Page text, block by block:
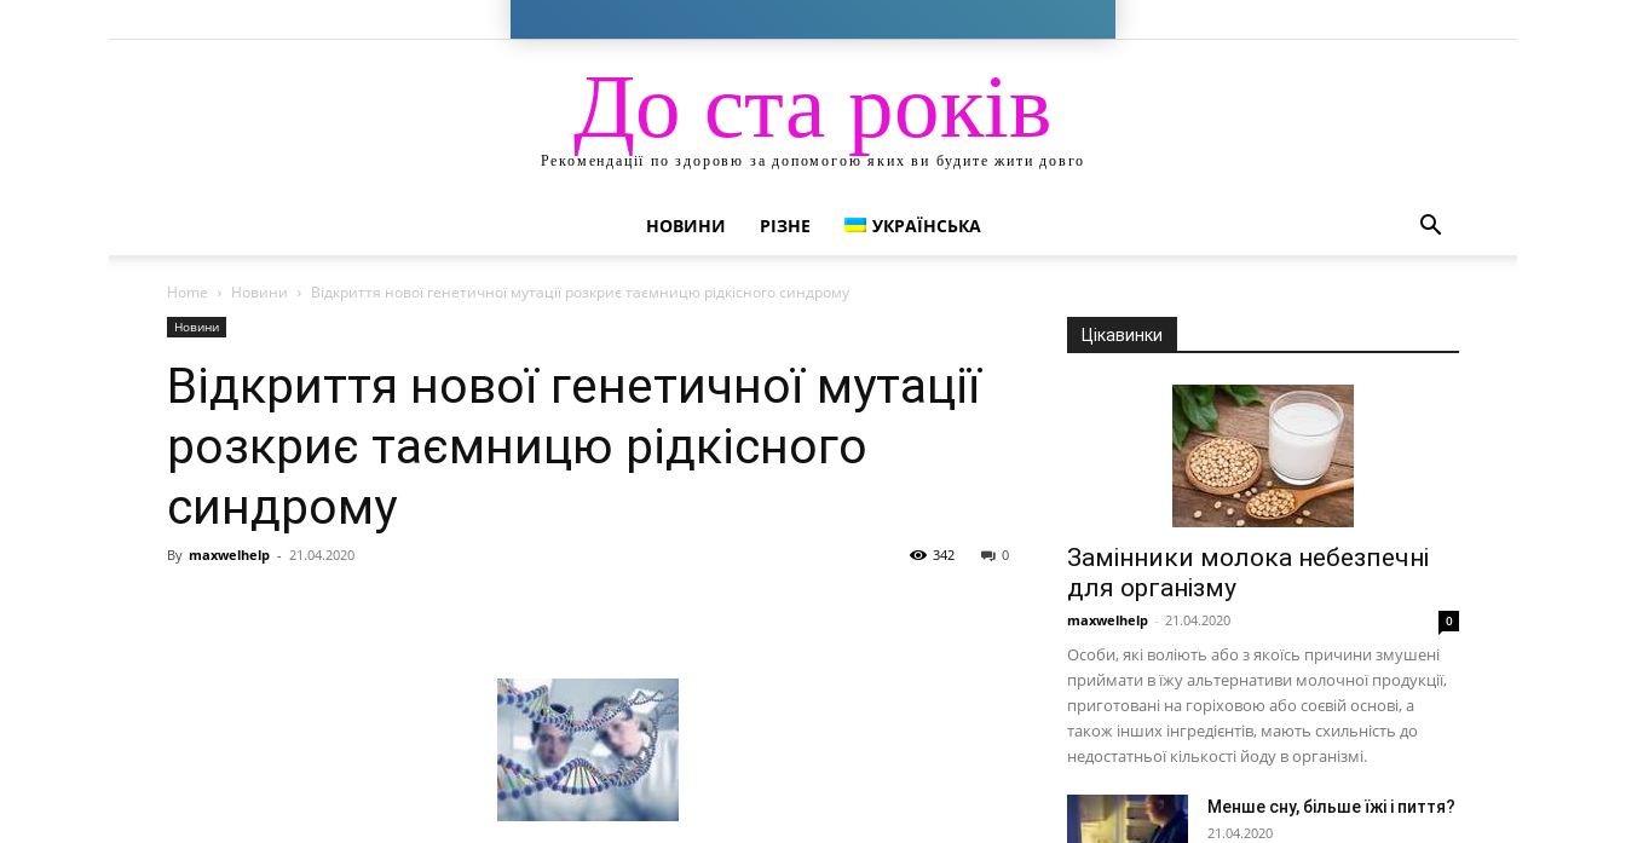
До ста років
Рекомендації по здоровю за допомогою яких ви будите жити довго
НОВИНИ РІЗНЕ УКРАЇНСЬКА
Home Новини Відкриття нової генетичної мутації розкриє таємницю рідкісного синдрому
Новини
Відкриття нової генетичної мутації
розкриє таємницю рідкісного
синдрому
By maxwelhelp - 21.04.2020 0
342
Цікавинки
Замінники молока небезпечні
для організму
maxwelhelp - 21.04.2020 0
Особи, які воліють або з якоїсь причини змушені
приймати в їжу альтернативи молочної продукції,
приготовані на горіховою або соєвій основі, а
також інших інгредієнтів, мають схильність до
недостатньої кількості йоду в організмі.
Менше сну, більше їжі і пиття?
21.04.2020